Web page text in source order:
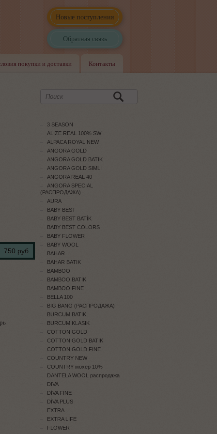
Новые поступления
Обратная связь
покупки и доставки Контакты
750 руб.
3 SEASON
ALIZE REAL 100% SW
ALPACA ROYAL NEW
ANGORA GOLD
ANGORA GOLD BATIK
ANGORA GOLD SIMLI
ANGORA REAL 40
ANGORA SPECIAL
(РАСПРОДАЖА)
AURA
BABY BEST
BABY BEST BATİK
BABY BEST COLORS
BABY FLOWER
BABY WOOL
BAHAR
BAHAR BATIK
BAMBOO
BAMBOO BATİK
BAMBOO FINE
BELLA 100
BIG BANG (РАСПРОДАЖА)
BURCUM BATIK
BURCUM KLASIK
COTTON GOLD
COTTON GOLD BATIK
COTTON GOLD FINE
COUNTRY NEW
COUNTRY мохер 10%
DANTELA WOOL распродажа
DIVA
DİVA FINE
DİVA PLUS
EXTRA
EXTRA LIFE
FLOWER